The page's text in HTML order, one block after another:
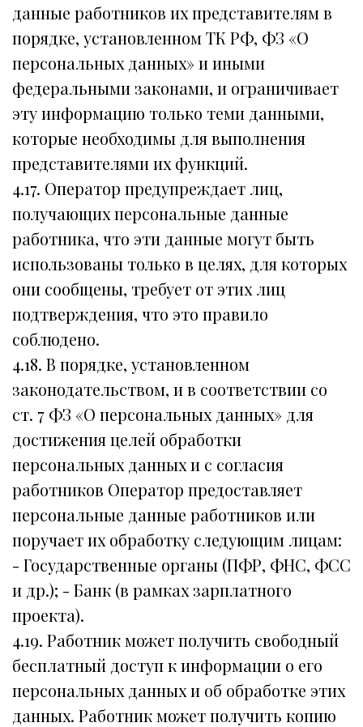
данные работников их представителям в
порядке, установленном ТК РФ, ФЗ «О
персональных данных» и иными
федеральными законами, и ограничивает
эту информацию только теми данными,
которые необходимы для выполнения
представителями их функций.
4.17. Оператор предупреждает лиц,
получающих персональные данные
работника, что эти данные могут быть
использованы только в целях, для которых
они сообщены, требует от этих лиц
подтверждения, что это правило
соблюдено.
4.18. В порядке, установленном
законодательством, и в соответствии со
ст. 7 ФЗ «О персональных данных» для
достижения целей обработки
персональных данных и с согласия
работников Оператор предоставляет
персональные данные работников или
поручает их обработку следующим лицам:
- Государственные органы (ПФР, ФНС, ФСС
и др.); - Банк (в рамках зарплатного
проекта).
4.19. Работник может получить свободный
бесплатный доступ к информации о его
персональных данных и об обработке этих
данных. Работник может получить копию